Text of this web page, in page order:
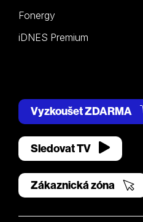
Fonergy
iDNES Premium
Vyzkoušet ZDARMA
Sledovat TV
Zákaznická zóna